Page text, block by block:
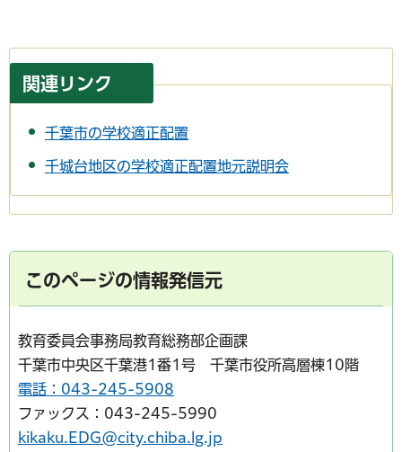
関連リンク
千葉市の学校適正配置
千城台地区の学校適正配置地元説明会
このページの情報発信元
教育委員会事務局教育総務部企画課
千葉市中央区千葉港1番1号 千葉市役所高層棟10階
電話：043-245-5908
ファックス：043-245-5990
kikaku.EDG@city.chiba.lg.jp